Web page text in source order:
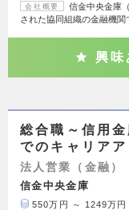
会社概要
信金中央金庫
された協同組織の金融機
興味
総合職～信用
でのキャリア
法人営業（金融）
信金中央金庫
550万円 ～ 1249万円